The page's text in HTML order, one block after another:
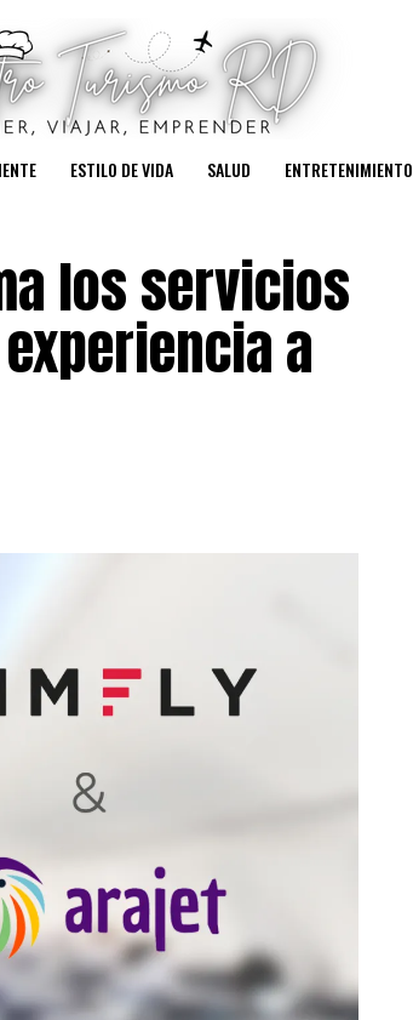
ESTILO DE VIDA SALUD ENTRETENIMIENTO
los servicios
a